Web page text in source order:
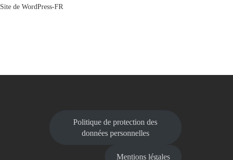
Site de WordPress-FR
Politique de protection des
données personnelles
Mentions légales